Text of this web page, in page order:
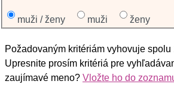
muži / ženy muži ženy
Požadovaným kritériám vyhovuje spolu
Upresnite prosím kritériá pre
zaujímavé meno? Vložte ho do